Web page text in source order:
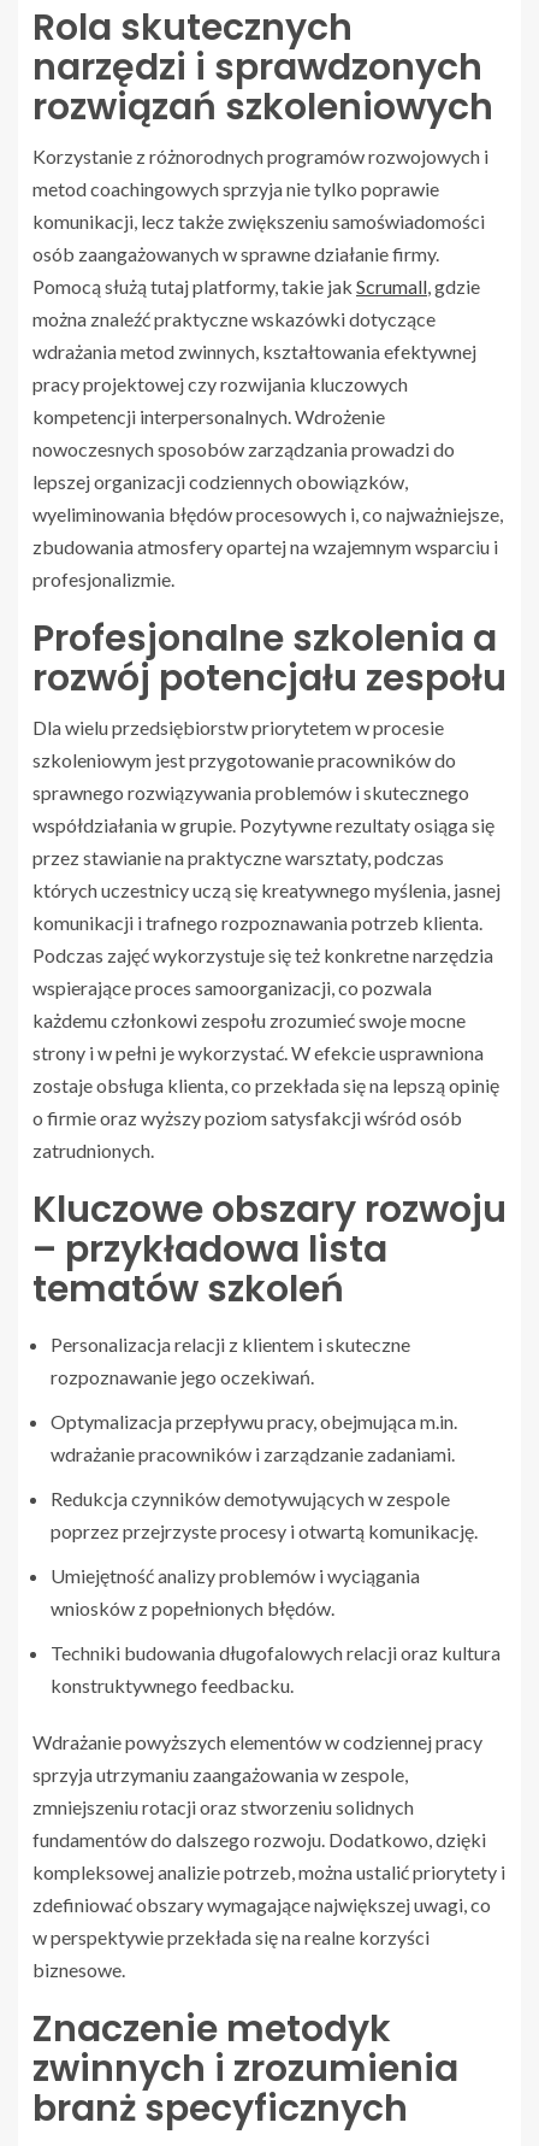
Rola skutecznych
narzędzi i sprawdzonych
rozwiązań szkoleniowych
Korzystanie z różnorodnych programów rozwojowych i
metod coachingowych sprzyja nie tylko poprawie
komunikacji, lecz także zwiększeniu samoświadomości
osób zaangażowanych w sprawne działanie firmy.
Pomocą służą tutaj platformy, takie jak Scrumall , gdzie
można znaleźć praktyczne wskazówki dotyczące
wdrażania metod zwinnych, kształtowania efektywnej
pracy projektowej czy rozwijania kluczowych
kompetencji interpersonalnych. Wdrożenie
nowoczesnych sposobów zarządzania prowadzi do
lepszej organizacji codziennych obowiązków,
wyeliminowania błędów procesowych i, co najważniejsze,
zbudowania atmosfery opartej na wzajemnym wsparciu i
profesjonalizmie.
Profesjonalne szkolenia a
rozwój potencjału zespołu
Dla wielu przedsiębiorstw priorytetem w procesie
szkoleniowym jest przygotowanie pracowników do
sprawnego rozwiązywania problemów i skutecznego
współdziałania w grupie. Pozytywne rezultaty osiąga się
przez stawianie na praktyczne warsztaty, podczas
których uczestnicy uczą się kreatywnego myślenia, jasnej
komunikacji i trafnego rozpoznawania potrzeb klienta.
Podczas zajęć wykorzystuje się też konkretne narzędzia
wspierające proces samoorganizacji, co pozwala
każdemu członkowi zespołu zrozumieć swoje mocne
strony i w pełni je wykorzystać. W efekcie usprawniona
zostaje obsługa klienta, co przekłada się na lepszą opinię
o firmie oraz wyższy poziom satysfakcji wśród osób
zatrudnionych.
Kluczowe obszary rozwoju
– przykładowa lista
tematów szkoleń
Personalizacja relacji z klientem i skuteczne
rozpoznawanie jego oczekiwań.
Optymalizacja przepływu pracy, obejmująca m.in.
wdrażanie pracowników i zarządzanie zadaniami.
Redukcja czynników demotywujących w zespole
poprzez przejrzyste procesy i otwartą komunikację.
Umiejętność analizy problemów i wyciągania
wniosków z popełnionych błędów.
Techniki budowania długofalowych relacji oraz kultura
konstruktywnego feedbacku.
Wdrażanie powyższych elementów w codziennej pracy
sprzyja utrzymaniu zaangażowania w zespole,
zmniejszeniu rotacji oraz stworzeniu solidnych
fundamentów do dalszego rozwoju. Dodatkowo, dzięki
kompleksowej analizie potrzeb, można ustalić priorytety i
zdefiniować obszary wymagające największej uwagi, co
w perspektywie przekłada się na realne korzyści
biznesowe.
Znaczenie metodyk
zwinnych i zrozumienia
branż specyficznych